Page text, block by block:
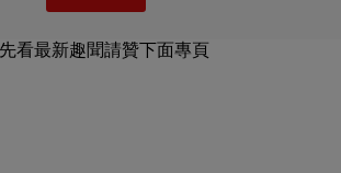
看最新趣聞請贊下面專頁